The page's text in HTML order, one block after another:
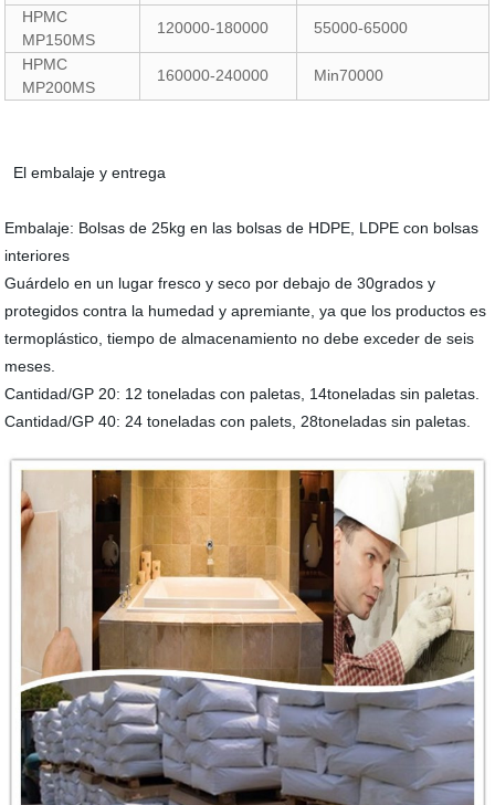
HPMC
MP150MS
120000-180000 55000-65000
HPMC
MP200MS
160000-240000 Min70000
El embalaje y entrega
Embalaje: Bolsas de 25kg en las bolsas de HDPE, LDPE con bolsas
interiores
Guárdelo en un lugar fresco y seco por debajo de 30grados y
protegidos contra la humedad y apremiante, ya que los productos es
termoplástico, tiempo de almacenamiento no debe exceder de seis
meses.
Cantidad/GP 20: 12 toneladas con paletas, 14toneladas sin paletas.
Cantidad/GP 40: 24 toneladas con palets, 28toneladas sin paletas.